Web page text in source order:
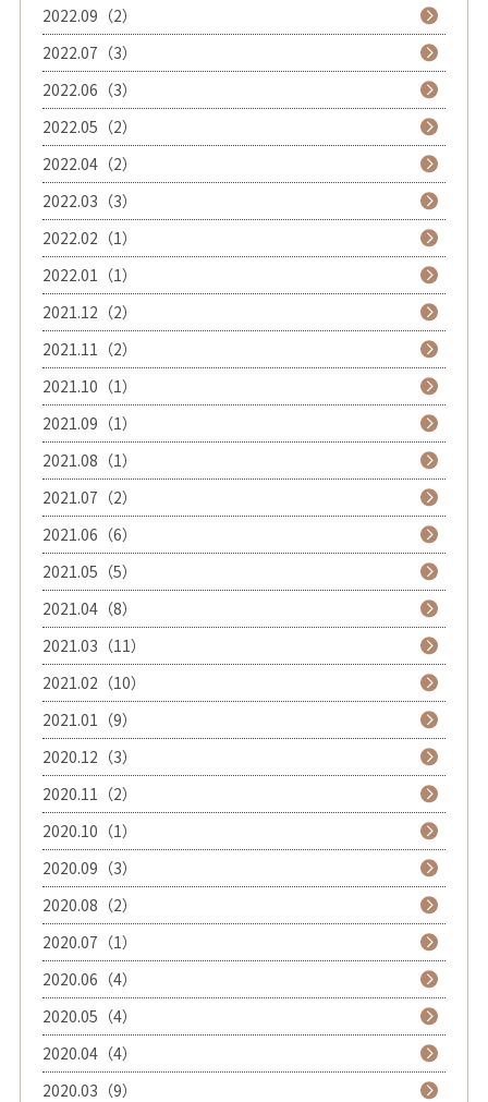
2022.09（2）
2022.07（3）
2022.06（3）
2022.05（2）
2022.04（2）
2022.03（3）
2022.02（1）
2022.01（1）
2021.12（2）
2021.11（2）
2021.10（1）
2021.09（1）
2021.08（1）
2021.07（2）
2021.06（6）
2021.05（5）
2021.04（8）
2021.03（11）
2021.02（10）
2021.01（9）
2020.12（3）
2020.11（2）
2020.10（1）
2020.09（3）
2020.08（2）
2020.07（1）
2020.06（4）
2020.05（4）
2020.04（4）
2020.03（9）